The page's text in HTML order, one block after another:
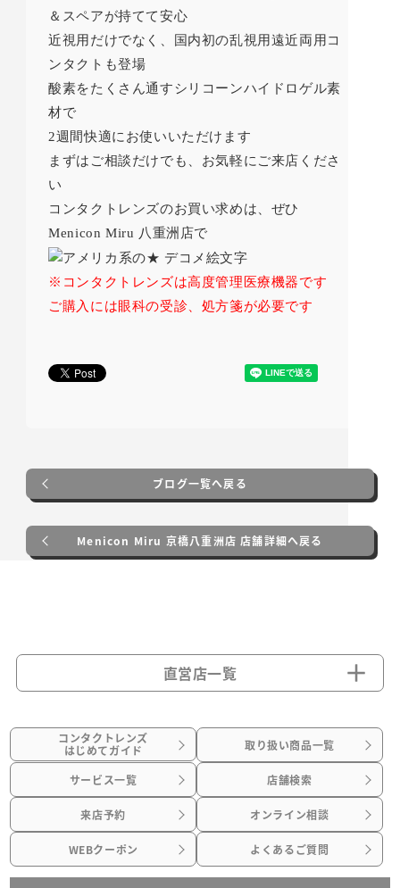
＆スペアが持てて安心
近視用だけでなく、国内初の乱視用遠近両用コ
ンタクトも登場
酸素をたくさん通すシリコーンハイドロゲル素
材で
2週間快適にお使いいただけます
まずはご相談だけでも、お気軽にご来店くださ
い
コンタクトレンズのお買い求めは、ぜひ
Menicon Miru 八重洲店で
※コンタクトレンズは高度管理医療機器です
ご購入には眼科の受診、処方箋が必要です
ブログ一覧へ戻る
Menicon Miru 京橋八重洲店 店舗詳細へ戻る
直営店一覧
コンタクトレンズ
はじめてガイド 取り扱い商品一覧
サービス一覧 店舗検索
来店予約 オンライン相談
WEBクーポン よくあるご質問